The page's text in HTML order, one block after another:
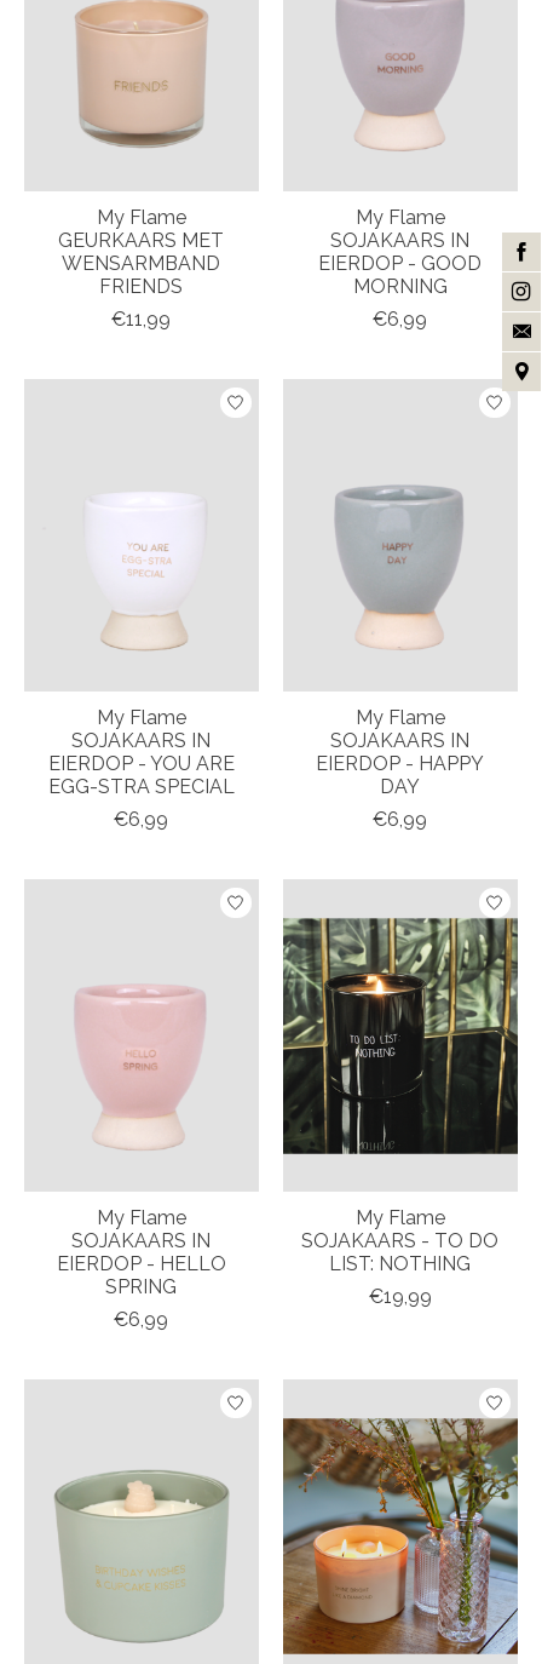
My Flame
GEURKAARS MET
WENSARMBAND
FRIENDS
€11,99
My Flame
SOJAKAARS IN
EIERDOP - GOOD
MORNING
€6,99
My Flame
SOJAKAARS IN
EIERDOP - YOU ARE
EGG-STRA SPECIAL
€6,99
My Flame
SOJAKAARS IN
EIERDOP - HAPPY
DAY
€6,99
My Flame
SOJAKAARS IN
EIERDOP - HELLO
SPRING
€6,99
My Flame
SOJAKAARS - TO DO
LIST: NOTHING
€19,99